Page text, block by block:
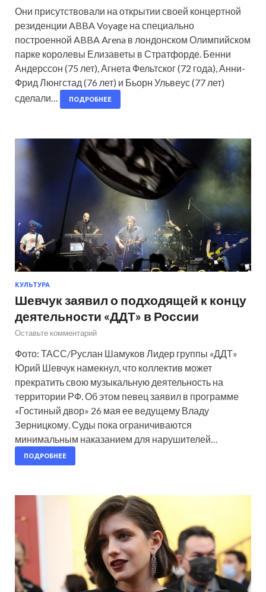
Они присутствовали на открытии своей концертной
резиденции ABBA Voyage на специально
построенной ABBA Arena в лондонском Олимпийском
парке королевы Елизаветы в Стратфорде. Бенни
Андерссон (75 лет), Агнета Фельтског (72 года), Анни-
Фрид Люнгстад (76 лет) и Бьорн Ульвеус (77 лет)
сделали…
ПОДРОБНЕЕ
КУЛЬТУРА
Шевчук заявил о подходящей к концу
деятельности «ДДТ» в России
Оставьте комментарий
Фото: ТАСС/Руслан Шамуков Лидер группы «ДДТ»
Юрий Шевчук намекнул, что коллектив может
прекратить свою музыкальную деятельность на
территории РФ. Об этом певец заявил в программе
«Гостиный двор» 26 мая ее ведущему Владу
Зерницкому. Суды пока ограничиваются
минимальным наказанием для нарушителей…
ПОДРОБНЕЕ